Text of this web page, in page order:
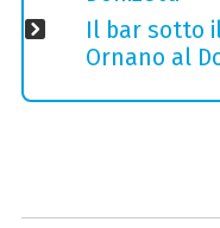
Il bar sotto
Ornano al